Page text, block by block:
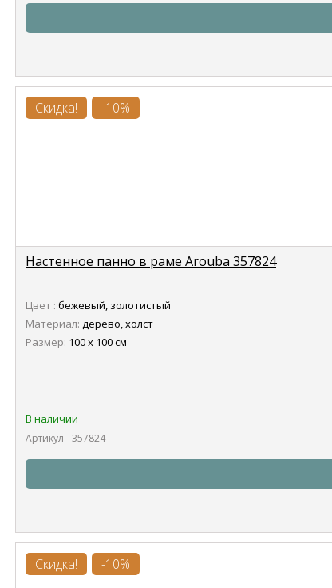
Скидка! -10%
Настенное панно в раме Arouba 357824
Цвет : бежевый, золотистый
Материал: дерево, холст
Размер: 100 х 100 см
В наличии
Артикул - 357824
Скидка! -10%